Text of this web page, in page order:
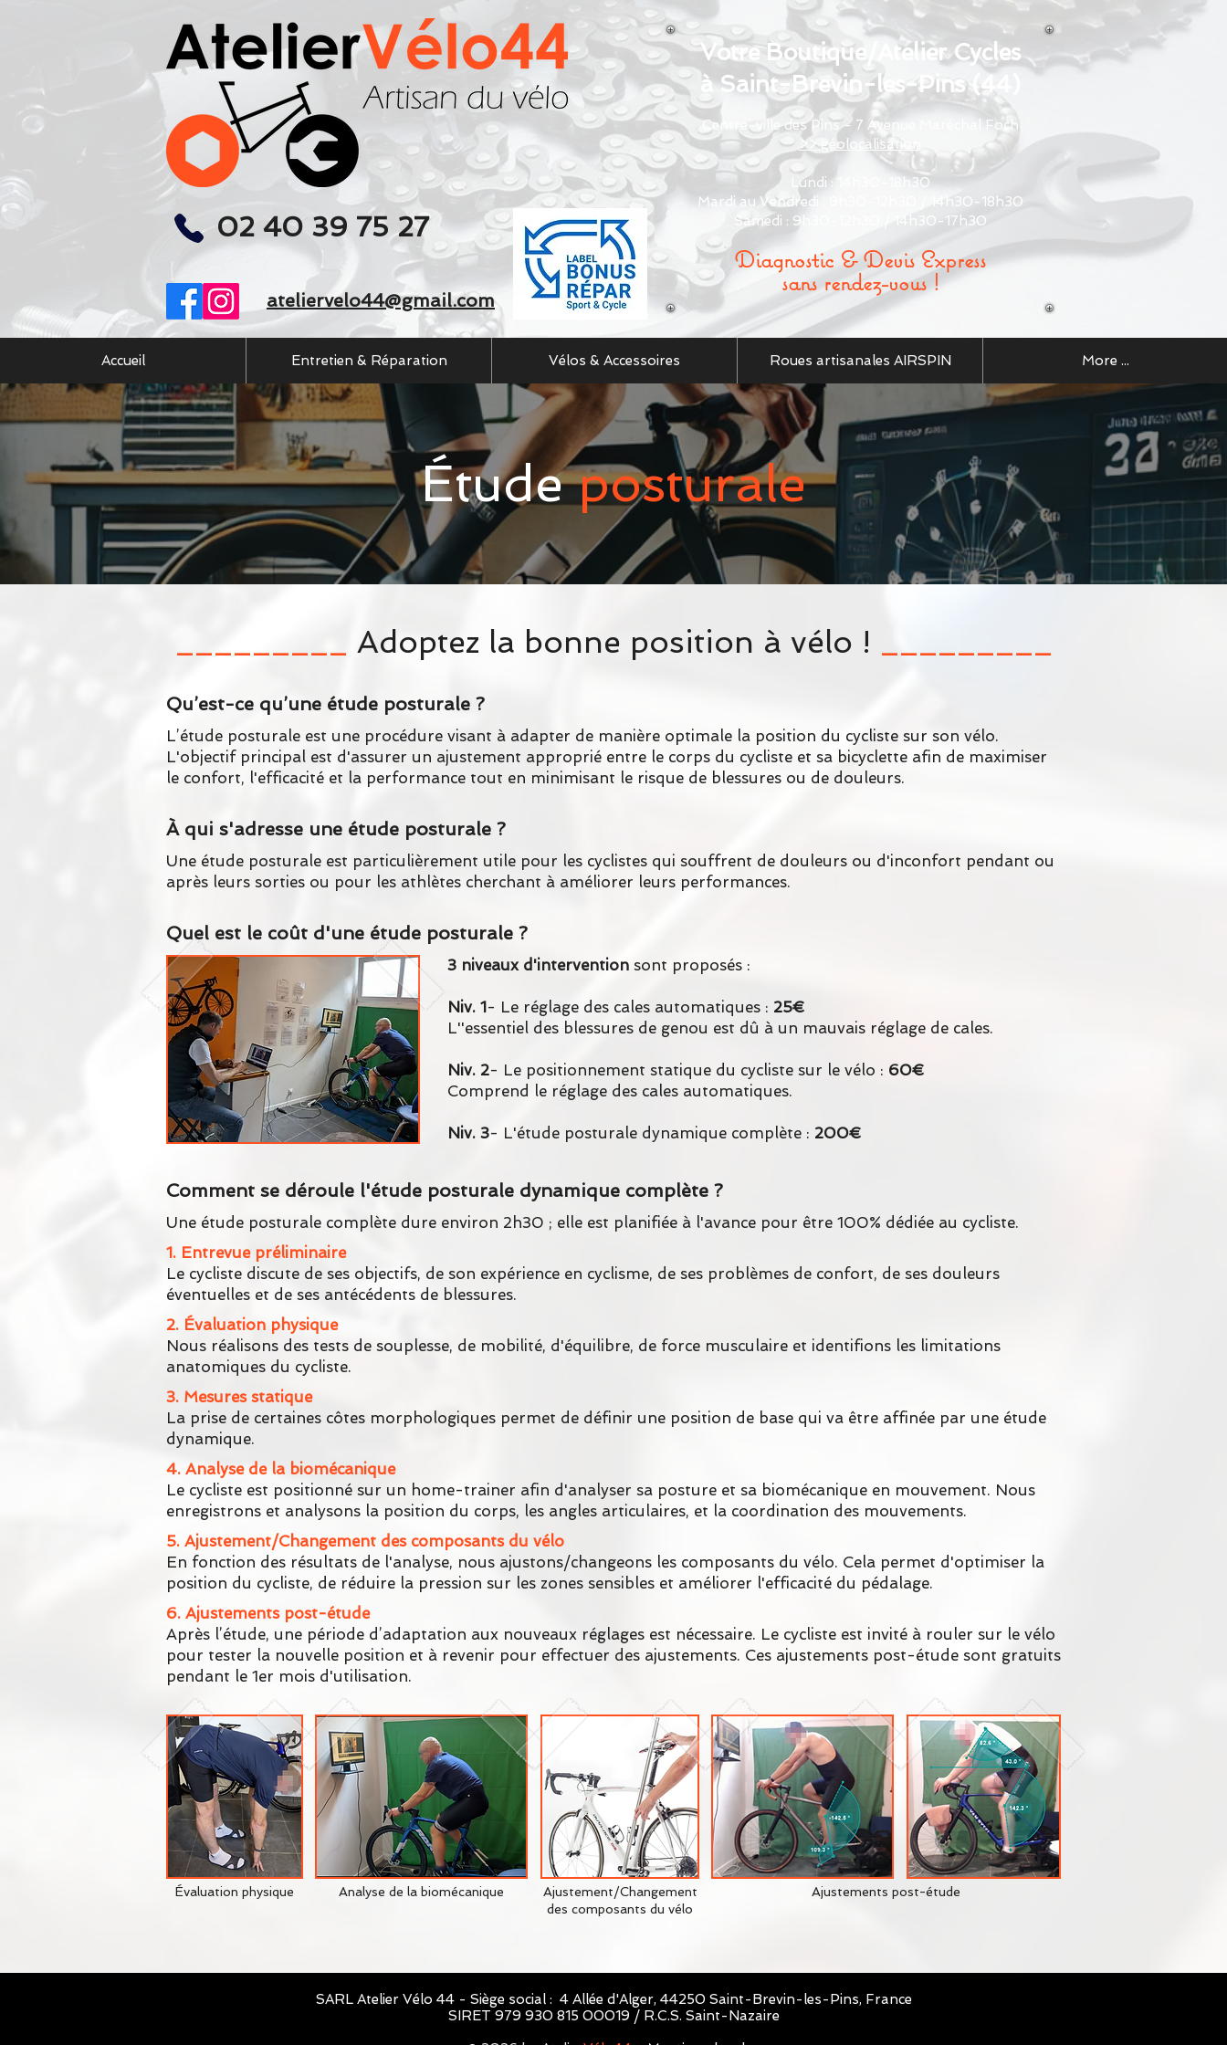
02 40 39 75 27
ateliervelo44@gmail.com
Votre Boutique/Atelier Cycles
à Saint-Brevin-les-Pins (44)
Centre-ville des Pins - 7 Avenue Maréchal Foch
>> géolocalisation
Lundi : 14h30-18h30
Mardi au Vendredi : 9h30-12h30 / 14h30-18h30
Samedi : 9h30-12h30 / 14h30-17h30
Diagnostic & Devis Express
sans rendez-vous !
Accueil Entretien & Réparation Vélos & Accessoires Roues artisanales AIRSPIN More ...
Étudeposturale
Adoptez la bonne position à vélo !
Qu’est-ce qu’une étude posturale ?
L’étude posturale est une procédure visant à adapter de manière optimale la position du cycliste sur son vélo.
L'objectif principal est d'assurer un ajustement approprié entre le corps du cycliste et sa bicyclette afin de maximiser
le confort, l'efficacité et la performance tout en minimisant le risque de blessures ou de douleurs.
À qui s'adresse une étude posturale ?
Une étude posturale est particulièrement utile pour les cyclistes qui souffrent de douleurs ou d'inconfort pendant ou
après leurs sorties ou pour les athlètes cherchant à améliorer leurs performances.
Quel est le coût d'une étude posturale ?
3 niveaux d'intervention sont proposés :
Niv. 1- Le réglage des cales automatiques : 25€
L''essentiel des blessures de genou est dû à un mauvais réglage de cales.
Niv. 2- Le positionnement statique du cycliste sur le vélo : 60€
Comprend le réglage des cales automatiques.
Niv. 3- L'étude posturale dynamique complète : 200€
Comment se déroule l'étude posturale dynamique complète ?
Une étude posturale complète dure environ 2h30 ; elle est planifiée à l'avance pour être 100% dédiée au cycliste.
1. Entrevue préliminaire
Le cycliste discute de ses objectifs, de son expérience en cyclisme, de ses problèmes de confort, de ses douleurs
éventuelles et de ses antécédents de blessures.
2. Évaluation physique
Nous réalisons des tests de souplesse, de mobilité, d'équilibre, de force musculaire et identifions les limitations
anatomiques du cycliste.
3. Mesures statique
La prise de certaines côtes morphologiques permet de définir une position de base qui va être affinée par une étude
dynamique.
4. Analyse de la biomécanique
Le cycliste est positionné sur un home-trainer afin d'analyser sa posture et sa biomécanique en mouvement. Nous
enregistrons et analysons la position du corps, les angles articulaires, et la coordination des mouvements.
5. Ajustement/Changement des composants du vélo
En fonction des résultats de l'analyse, nous ajustons/changeons les composants du vélo. Cela permet d'optimiser la
position du cycliste, de réduire la pression sur les zones sensibles et améliorer l'efficacité du pédalage.
6. Ajustements post-étude
Après l’étude, une période d’adaptation aux nouveaux réglages est nécessaire. Le cycliste est invité à rouler sur le vélo
pour tester la nouvelle position et à revenir pour effectuer des ajustements. Ces ajustements post-étude sont gratuits
pendant le 1er mois d'utilisation.
Évaluation physique Analyse de la biomécanique
Ajustement/Changement
des composants du vélo
Ajustements post-étude
SARL Atelier Vélo 44 - Siège social : 4 Allée d'Alger, 44250 Saint-Brevin-les-Pins, France
SIRET 979 930 815 00019 / R.C.S. Saint-Nazaire